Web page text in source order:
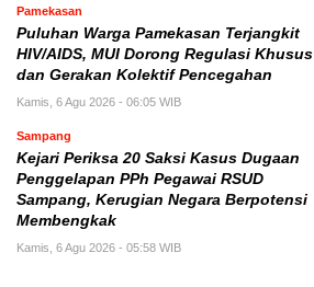
Pamekasan
Puluhan Warga Pamekasan Terjangkit
HIV/AIDS, MUI Dorong Regulasi Khusus
dan Gerakan Kolektif Pencegahan
Kamis, 6 Agu 2026 - 06:05 WIB
Sampang
Kejari Periksa 20 Saksi Kasus Dugaan
Penggelapan PPh Pegawai RSUD
Sampang, Kerugian Negara Berpotensi
Membengkak
Kamis, 6 Agu 2026 - 05:58 WIB